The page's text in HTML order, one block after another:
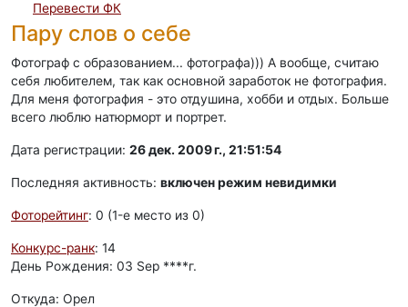
Перевести ФК
Пару слов о себе
Фотограф с образованием... фотографа))) А вообще, считаю
себя любителем, так как основной заработок не фотография.
Для меня фотография - это отдушина, хобби и отдых. Больше
всего люблю натюрморт и портрет.
Дата регистрации: 26 дек. 2009 г., 21:51:54
Последняя активность: включен режим невидимки
Фоторейтинг: 0 (1-e место из 0)
Конкурс-ранк: 14
День Рождения: 03 Sep ****г.
Откуда: Орел